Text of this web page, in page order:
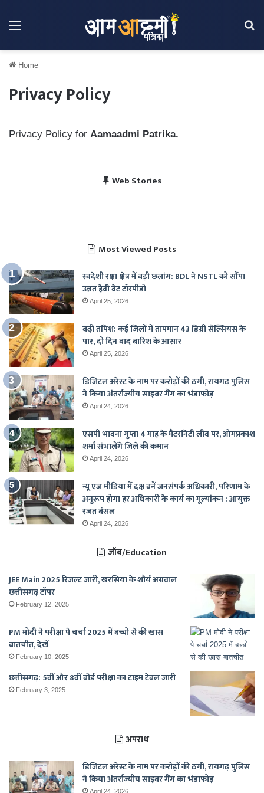
Menu
Home
Privacy Policy
Privacy Policy for Aamaadmi Patrika.
Web Stories
विराट कोहली की सेंचुरी से
भारत बनाम पाकिस्तान, हेड
पाकिस्तान में बजा भारत का
चैंपियंस ट्रॉफी 2025 में
Most Viewed Posts
स्वदेशी रक्षा क्षेत्र में बड़ी छलांग: BDL ने NSTL को सौंपा
उन्नत हेवी वेट टॉरपीडो
April 25, 2026
बढ़ी तपिश: कई जिलों में तापमान 43 डिग्री सेल्सियस के
पार, दो दिन बाद बारिश के आसार
April 25, 2026
डिजिटल अरेस्ट के नाम पर करोड़ों की ठगी, रायगढ़ पुलिस
ने किया अंतर्राज्यीय साइबर गैंग का भंडाफोड़
April 24, 2026
एसपी भावना गुप्ता 4 माह के मैटरनिटी लीव पर, ओमप्रकाश
शर्मा संभालेंगे जिले की कमान
April 24, 2026
न्यू एज मीडिया में दक्ष बनें जनसंपर्क अधिकारी, परिणाम के
अनुरूप होगा हर अधिकारी के कार्य का मूल्यांकन : आयुक्त
रजत बंसल
April 24, 2026
जॉब/Education
JEE Main 2025 रिजल्ट जारी, खरसिया के शौर्य अग्रवाल
छत्तीसगढ़ टॉपर
February 12, 2025
PM मोदी ने परीक्षा पे चर्चा 2025 में बच्चो से की खास
बातचीत, देखें
February 10, 2025
छत्तीसगढ़: 5वीं और 8वीं बोर्ड परीक्षा का टाइम टेबल जारी
February 3, 2025
अपराध
डिजिटल अरेस्ट के नाम पर करोड़ों की ठगी, रायगढ़ पुलिस
ने किया अंतर्राज्यीय साइबर गैंग का भंडाफोड़
April 24, 2026